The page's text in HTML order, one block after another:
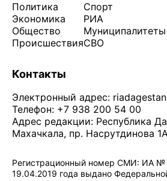
Политика
Экономика
Общество
Происшествия
Спорт
РИА
Муниципалитеты
СВО
Контакты
Электронный адрес:
Телефон: +7 938 200 54 00
Адрес редакции: Республика
Махачкала, пр. Насрутдинова
Регистрационный номер СМИ: ИА №
19.04.2019 года выдано